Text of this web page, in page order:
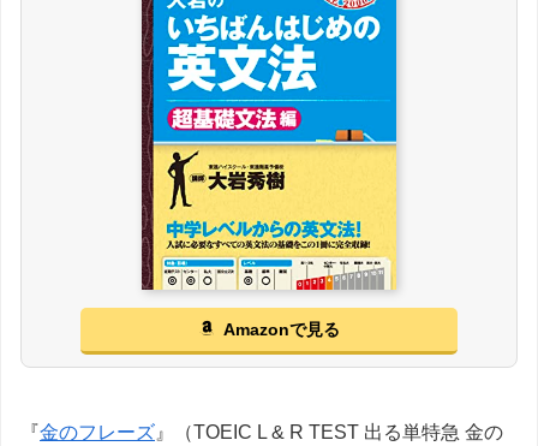
Amazonで見る
『金のフレーズ 』（TOEIC L & R TEST 出る単特急 金の